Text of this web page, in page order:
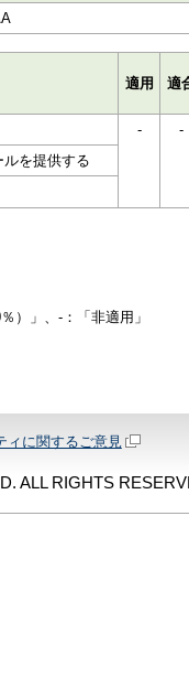
適用 適
-
-
を提供する
）」、-：「非適用」
ィに関するご意見
ALL RIGHTS